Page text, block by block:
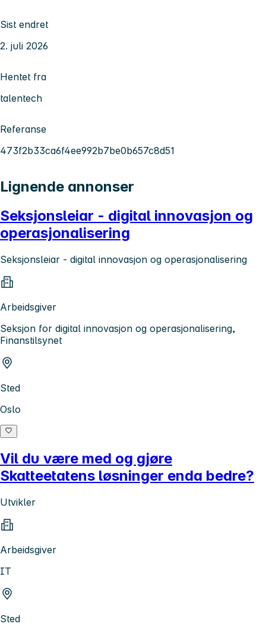
Sist endret
2. juli 2026
Hentet fra
talentech
Referanse
473f2b33ca6f4ee992b7be0b657c8d51
Lignende annonser
Seksjonsleiar - digital innovasjon og
operasjonalisering
Seksjonsleiar - digital innovasjon og operasjonalisering
Arbeidsgiver
Seksjon for digital innovasjon og operasjonalisering,
Finanstilsynet
Sted
Oslo
Vil du være med og gjøre
Skatteetatens løsninger enda bedre?
Utvikler
Arbeidsgiver
IT
Sted